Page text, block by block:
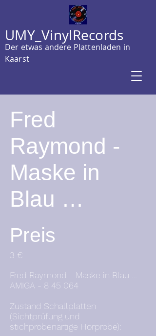
UMY_VinylRecords
Der etwas andere Plattenladen in
Kaarst
Fred
Raymond -
Maske in
Blau …
Preis
3 €
Fred Raymond - Maske in Blau …
AMIGA - 8 45 064
Zustand Schallplatten
(Sichtprüfung und
stichprobenartige Hörprobe):